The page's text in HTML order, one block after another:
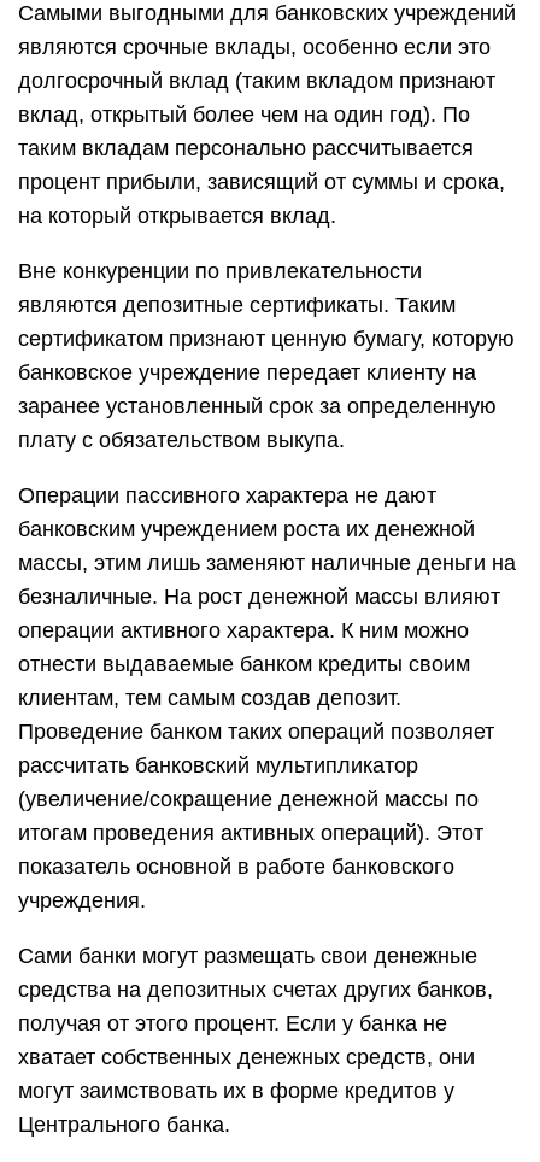
Самыми выгодными для банковских учреждений
являются срочные вклады, особенно если это
долгосрочный вклад (таким вкладом признают
вклад, открытый более чем на один год). По
таким вкладам персонально рассчитывается
процент прибыли, зависящий от суммы и срока,
на который открывается вклад.
Вне конкуренции по привлекательности
являются депозитные сертификаты. Таким
сертификатом признают ценную бумагу, которую
банковское учреждение передает клиенту на
заранее установленный срок за определенную
плату с обязательством выкупа.
Операции пассивного характера не дают
банковским учреждением роста их денежной
массы, этим лишь заменяют наличные деньги на
безналичные. На рост денежной массы влияют
операции активного характера. К ним можно
отнести выдаваемые банком кредиты своим
клиентам, тем самым создав депозит.
Проведение банком таких операций позволяет
рассчитать банковский мультипликатор
(увеличение/сокращение денежной массы по
итогам проведения активных операций). Этот
показатель основной в работе банковского
учреждения.
Сами банки могут размещать свои денежные
средства на депозитных счетах других банков,
получая от этого процент. Если у банка не
хватает собственных денежных средств, они
могут заимствовать их в форме кредитов у
Центрального банка.